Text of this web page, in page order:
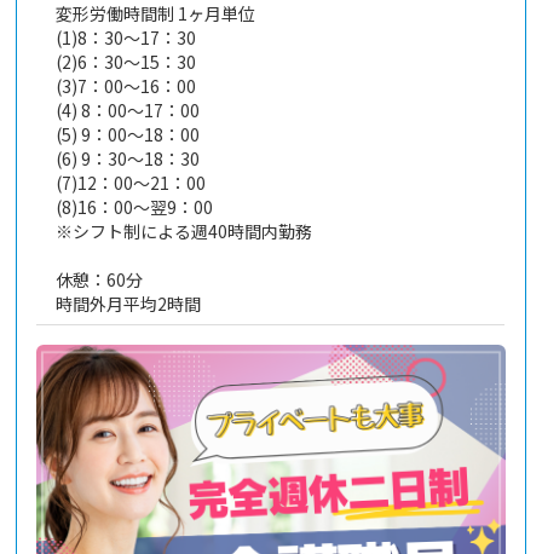
変形労働時間制 1ヶ月単位
(1)8：30～17：30
(2)6：30～15：30
(3)7：00～16：00
(4) 8：00～17：00
(5) 9：00～18：00
(6) 9：30～18：30
(7)12：00～21：00
(8)16：00～翌9：00
※シフト制による週40時間内勤務
休憩：60分
時間外月平均2時間